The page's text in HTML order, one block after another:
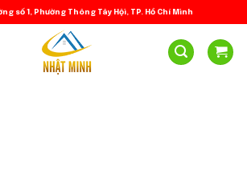
số 1, Phường Thông Tây Hội, TP. Hồ Chí Minh